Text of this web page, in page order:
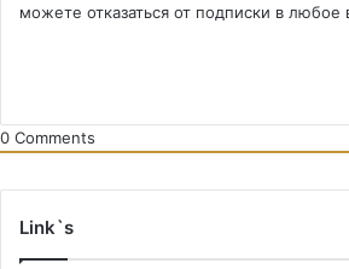
можете отказаться от подписки в любое
0 Comments
Link`s